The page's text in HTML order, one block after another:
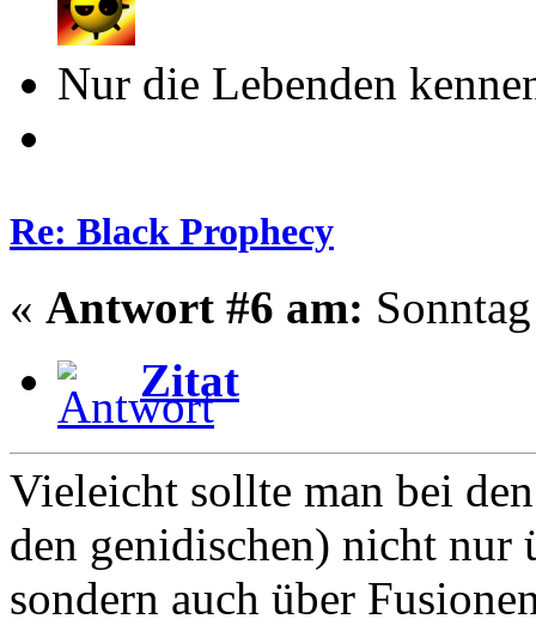
Nur die Lebenden
Re: Black Prophecy
« Antwort #6 am:
Zitat
Vieleicht sollte man bei
den genidischen) nicht nur
sondern auch über